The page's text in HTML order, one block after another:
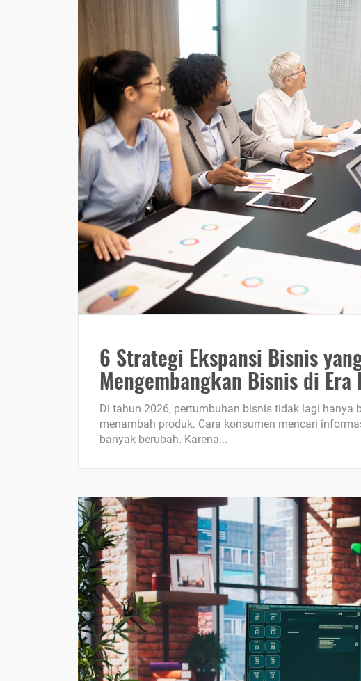
6 Strategi Ekspansi Bisnis
Mengembangkan Bisnis di
Di tahun 2026, pertumbuhan bisnis tidak lagi hanya
menambah produk. Cara konsumen mencari
banyak berubah. Karena...